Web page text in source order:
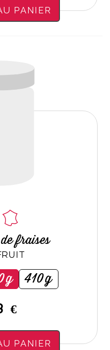
PANIER
fraises
410g
€
PANIER